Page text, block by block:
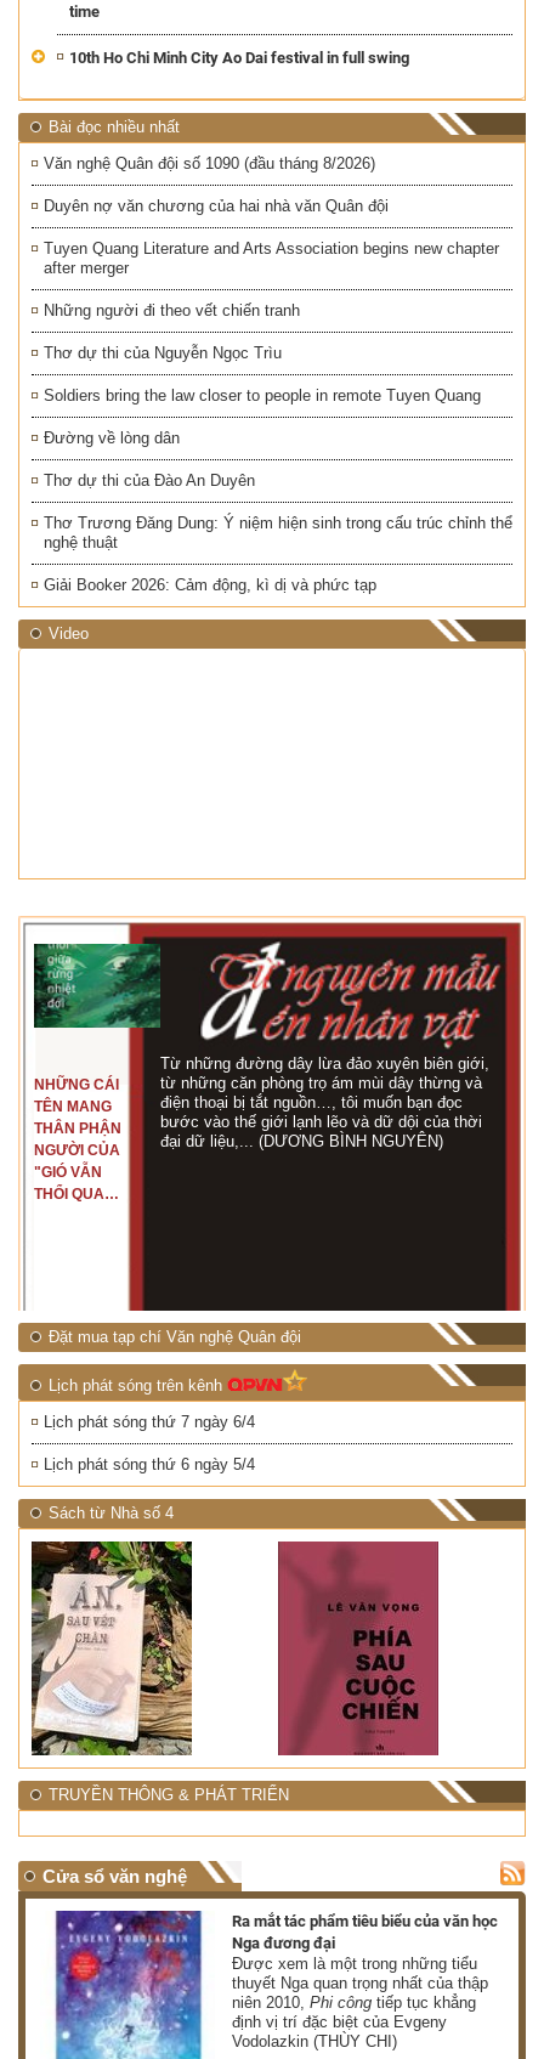
time
10th Ho Chi Minh City Ao Dai festival in full swing
Bài đọc nhiều nhất
Văn nghệ Quân đội số 1090 (đầu tháng 8/2026)
Duyên nợ văn chương của hai nhà văn Quân đội
Tuyen Quang Literature and Arts Association begins new chapter
after merger
Những người đi theo vết chiến tranh
Thơ dự thi của Nguyễn Ngọc Trìu
Soldiers bring the law closer to people in remote Tuyen Quang
Đường về lòng dân
Thơ dự thi của Đào An Duyên
Thơ Trương Đăng Dung: Ý niệm hiện sinh trong cấu trúc chỉnh thể
nghệ thuật
Giải Booker 2026: Cảm động, kì dị và phức tạp
Video
NHỮNG CÁI
TÊN MANG
THÂN PHẬN
NGƯỜI CỦA
"GIÓ VẪN
THỔI QUA
Từ những đường dây lừa đảo xuyên biên giới,
từ những căn phòng trọ ám mùi dây thừng và
điện thoại bị tắt nguồn…, tôi muốn bạn đọc
bước vào thế giới lạnh lẽo và dữ dội của thời
đại dữ liệu,... (DƯƠNG BÌNH NGUYÊN)
Đặt mua tạp chí Văn nghệ Quân đội
Lịch phát sóng trên kênh
Lịch phát sóng thứ 7 ngày 6/4
Lịch phát sóng thứ 6 ngày 5/4
Sách từ Nhà số 4
TRUYỀN THÔNG & PHÁT TRIỂN
Cửa sổ văn nghệ
Ra mắt tác phẩm tiêu biểu của văn học
Nga đương đại
Được xem là một trong những tiểu
thuyết Nga quan trọng nhất của thập
niên 2010,Phi công tiếp tục khẳng
định vị trí đặc biệt của Evgeny
Vodolazkin (THÙY CHI)